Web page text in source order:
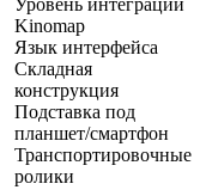
Kinomap
Язык интерфейса
Складная
конструкция
Подставка под
планшет/смартфон
Транспортировочные
ролики